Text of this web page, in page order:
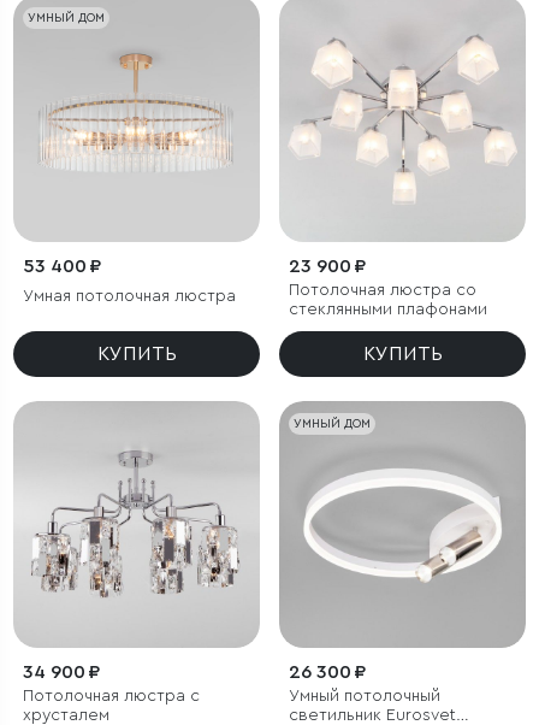
УМНЫЙ ДОМ
53 400 ₽
Умная потолочная люстра
КУПИТЬ
23 900 ₽
Потолочная люстра со
стеклянными плафонами
КУПИТЬ
34 900 ₽
Потолочная люстра с
хрусталем
УМНЫЙ ДОМ
26 300 ₽
Умный потолочный
светильник Eurosvet